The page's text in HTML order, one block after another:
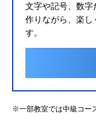
文字や記号、数字
作りながら、楽し
す。
※一部教室では中級コー